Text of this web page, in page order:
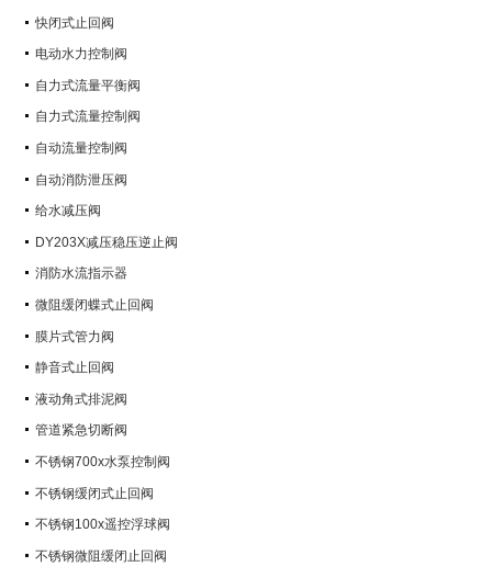
快闭式止回阀
电动水力控制阀
自力式流量平衡阀
自力式流量控制阀
自动流量控制阀
自动消防泄压阀
给水减压阀
DY203X减压稳压逆止阀
消防水流指示器
微阻缓闭蝶式止回阀
膜片式管力阀
静音式止回阀
液动角式排泥阀
管道紧急切断阀
不锈钢700x水泵控制阀
不锈钢缓闭式止回阀
不锈钢100x遥控浮球阀
不锈钢微阻缓闭止回阀